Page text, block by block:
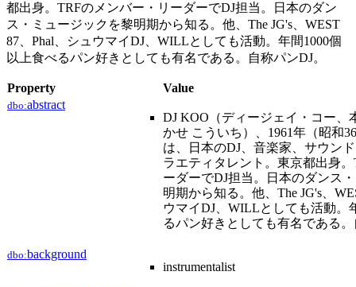
都出身。TRFのメンバー・リーダーでDJ担当。日本のダン
ス・ミュージックを黎明期から知る。他、The JG's、WEST
87、Phal、シュウマイDJ、WILLとしても活動。年間1000個
以上食べるパン好きとしても有名である。自称パンDJ。
Property Value
dbo:abstract
DJ KOO（ディージェイ・コー、
かせ こういち）、1961年（昭和
は、日本のDJ、音楽家、サウン
ラエティタレント。東京都出身
ーダーでDJ担当。日本のダンス
明期から知る。他、The JG's、
ウマイDJ、WILLとしても活動。
るパン好きとしても有名である
dbo:background
instrumentalist